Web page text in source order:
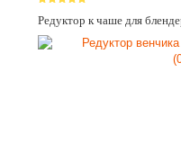
Редуктор к чаше для